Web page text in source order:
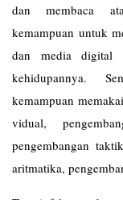
dan membaca
kemampuan untuk
dan media digital
kehidupannya.
kemampuan
vidual,
pengembangan
aritmatika,